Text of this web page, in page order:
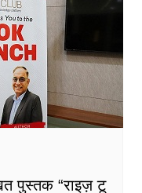
पुस्तक “राइज़ टू